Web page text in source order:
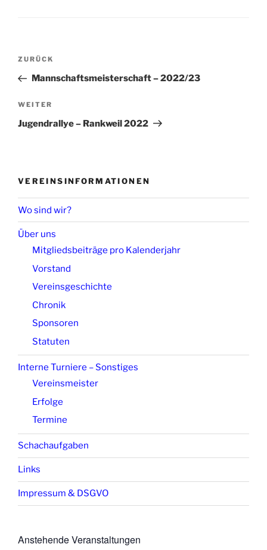
Beitragsnavigation
Vorheriger
Beitrag
ZURÜCK
Mannschaftsmeisterschaft – 2022/23
Nächster
Beitrag
WEITER
Jugendrallye – Rankweil 2022
VEREINSINFORMATIONEN
Wo sind wir?
Über uns
Mitgliedsbeiträge pro Kalenderjahr
Vorstand
Vereinsgeschichte
Chronik
Sponsoren
Statuten
Interne Turniere – Sonstiges
Vereinsmeister
Erfolge
Termine
Schachaufgaben
Links
Impressum & DSGVO
Anstehende Veranstaltungen